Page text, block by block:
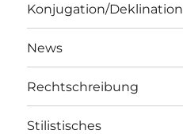
Konjugation/Deklination
News
Rechtschreibung
Stilistisches